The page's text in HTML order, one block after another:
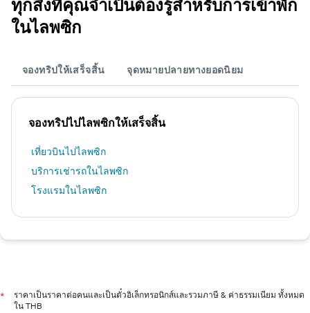
ทุกสิ่งที่คุณจำเป็นต้องรู้สำหรับการเข้าพัก
ในไลพซิก
จองทริปให้เสร็จสิ้น จุดหมายปลายทางยอดนิยม
จองทริปไปไลพซิกให้เสร็จสิ้น
เที่ยวบินไปไลพซิก
บริการเช่ารถในไลพซิก
โรงแรมในไลพซิก
*
ราคาเป็นราคาต่อคนและเป็นตั๋วอิเล็กทรอนิกส์และรวมภาษี & ค่าธรรมเนียม ทั้งหมด
ใน THB